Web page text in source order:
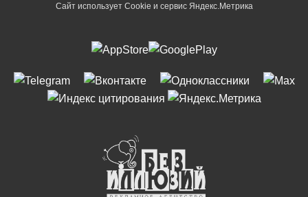
Сайт использует Cookie и сервиc Яндекс.Метрика